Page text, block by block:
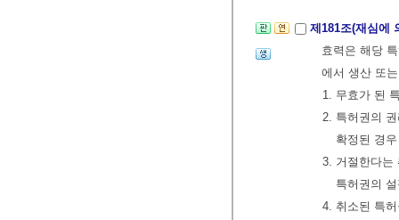
제181조(재심에
효력은 해당
에서 생산 또
1. 무효가 된
2. 특허권의
확정된 경우
3. 거절한다는
특허권의
4. 취소된 특